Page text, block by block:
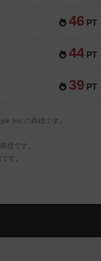
46 PT
44 PT
39 PT
Inc.の商標です。
標です。
す。